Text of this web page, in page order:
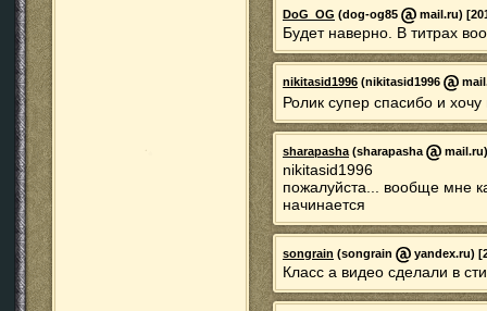
DoG_OG (dog-og85 mail.ru)
Будет наверно. В титрах
nikitasid1996 (nikitasid1996
Ролик супер спасибо и
sharapasha(sharapasha
nikitasid1996
пожалуйста... вообще мне
начинается
songrain (songrain yandex.ru)
Класс а видео сделали в